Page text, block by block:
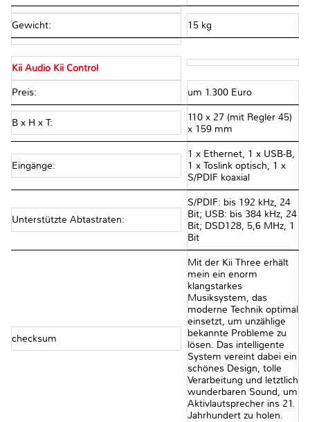
Gewicht: 15 kg
Kii Audio Kii Control
Preis: um 1.300 Euro
B x H x T:
110 x 27 (mit Regler 45)
x 159 mm
Eingänge:
1 x Ethernet, 1 x USB-B,
1 x Toslink optisch, 1 x
S/PDIF koaxial
Unterstützte Abtastraten:
S/PDIF: bis 192 kHz, 24
Bit; USB: bis 384 kHz, 24
Bit; DSD128, 5,6 MHz, 1
Bit
checksum
Mit der Kii Three erhält
mein ein enorm
klangstarkes
Musiksystem, das
moderne Technik optimal
einsetzt, um unzählige
bekannte Probleme zu
lösen. Das intelligente
System vereint dabei ein
schönes Design, tolle
Verarbeitung und letztlich
wunderbaren Sound, um
Aktivlautsprecher ins 21.
Jahrhundert zu holen.